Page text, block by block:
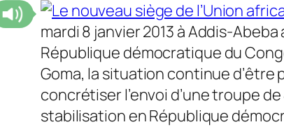
mardi 8 janvier 2013 à Addis-
République démocratique du
Goma, la situation continue d’être
concrétiser l’envoi d’une troupe
stabilisation en République